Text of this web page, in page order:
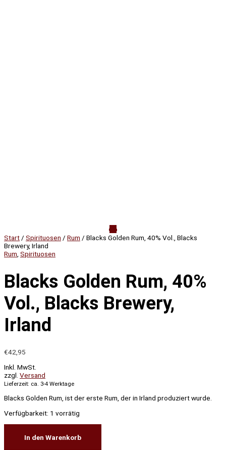
Start / Spirituosen / Rum / Blacks Golden Rum, 40% Vol., Blacks
Brewery, Irland
Rum Spirituosen
Blacks Golden Rum, 40%
Vol., Blacks Brewery,
Irland
€42,95
Inkl. MwSt.
zzgl. Versand
Lieferzeit: ca. 3-4 Werktage
Blacks Golden Rum, ist der erste Rum, der in Irland produziert wurde.
Verfügbarkeit: 1 vorrätig
In den Warenkorb